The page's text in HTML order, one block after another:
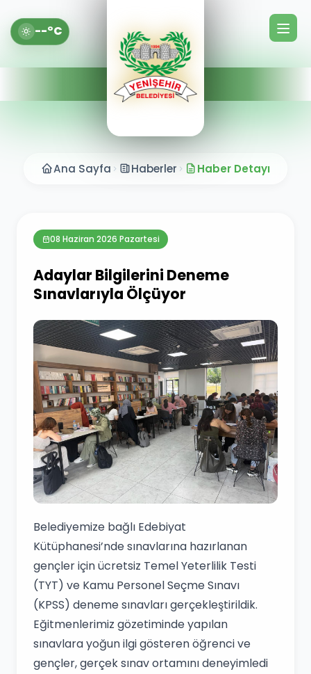
--°C
Ana Sayfa Haberler Haber Detayı
08 Haziran 2026 Pazartesi
Adaylar Bilgilerini Deneme
Sınavlarıyla Ölçüyor
Belediyemize bağlı Edebiyat
Kütüphanesi’nde sınavlarına hazırlanan
gençler için ücretsiz Temel Yeterlilik Testi
(TYT) ve Kamu Personel Seçme Sınavı
(KPSS) deneme sınavları gerçekleştirildik.
Eğitmenlerimiz gözetiminde yapılan
sınavlara yoğun ilgi gösteren öğrenci ve
gençler, gerçek sınav ortamını deneyimledi